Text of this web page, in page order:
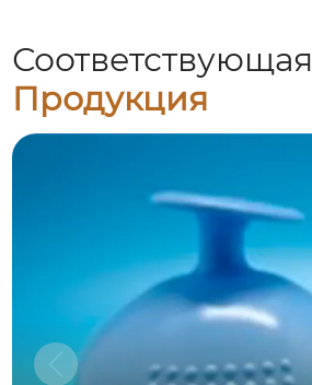
Соответствующая
Продукция